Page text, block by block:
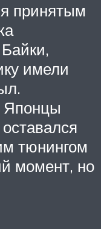
принятым
имели
Японцы
тюнингом
момент, но